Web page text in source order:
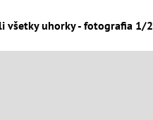
všetky uhorky - fotografia 1/2